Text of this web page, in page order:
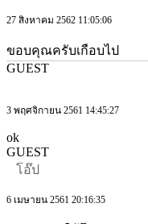
27 สิงหาคม 2562 11:05:06
ขอบคุณครับเกือบไป
GUEST
3 พฤศจิกายน 2561 14:45:27
ok
GUEST
โอ๊ป
6 เมษายน 2561 20:16:35